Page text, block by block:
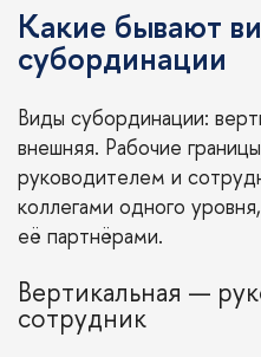
Какие бывают
субординации
Виды субординации:
внешняя. Рабочие
руководителем и
коллегами одного
её партнёрами.
Вертикальная —
сотрудник